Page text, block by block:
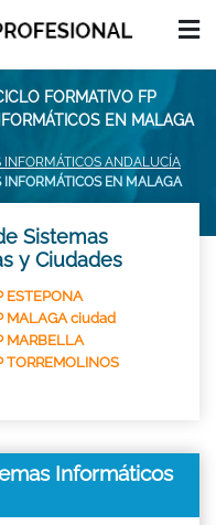
FORMATIVO FP
EN MALAGA
INFORMÁTICOS ANDALUCÍA
EN MALAGA
Sistemas
y Ciudades
ESTEPONA
MALAGA ciudad
MARBELLA
TORREMOLINOS
Informáticos